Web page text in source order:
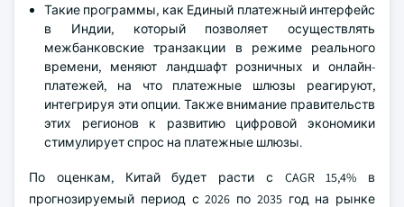
Такие программы, как Единый платежный интерфейс
в Индии, который позволяет осуществлять
межбанковские транзакции в режиме реального
времени, меняют ландшафт розничных и онлайн-
платежей, на что платежные шлюзы реагируют,
интегрируя эти опции. Также внимание правительств
этих регионов к развитию цифровой экономики
стимулирует спрос на платежные шлюзы.
По оценкам, Китай будет расти с CAGR 15,4% в
прогнозируемый период с 2026 по 2035 год на рынке